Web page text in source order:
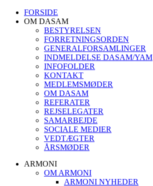
FORSIDE
OM DASAM
BESTYRELSEN
FORRETNINGSORDEN
GENERALFORSAMLINGER
INDMELDELSE DASAM/YAM
INFOFOLDER
KONTAKT
MEDLEMSMØDER
OM DASAM
REFERATER
REJSELEGATER
SAMARBEJDE
SOCIALE MEDIER
VEDTÆGTER
ÅRSMØDER
ARMONI
OM ARMONI
ARMONI NYHEDER